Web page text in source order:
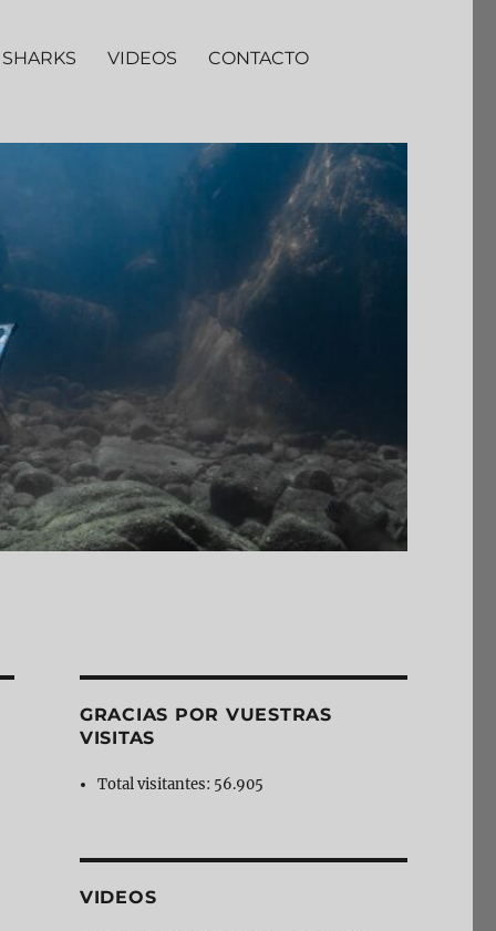
VIDEOS CONTACTO
GRACIAS POR VUESTRAS
VISITAS
Total visitantes: 56.905
VIDEOS